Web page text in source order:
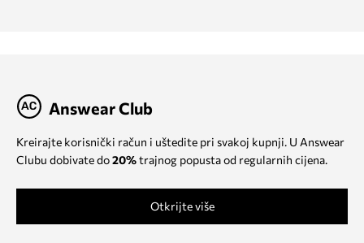
Answear Club
Kreirajte korisnički račun i uštedite pri svakoj kupnji. U Answear
Clubu dobivate do20%trajnog popusta od regularnih cijena.
Otkrijte više